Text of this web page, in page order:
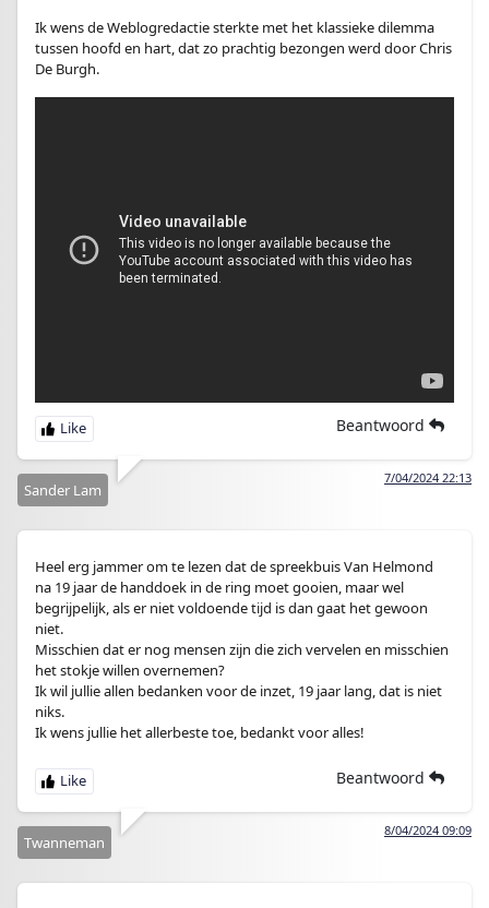
Ik wens de Weblogredactie sterkte met het klassieke dilemma
tussen hoofd en hart, dat zo prachtig bezongen werd door Chris
De Burgh.
Beantwoord
7/04/2024 22:13
Sander Lam
Heel erg jammer om te lezen dat de spreekbuis Van Helmond
na 19 jaar de handdoek in de ring moet gooien, maar wel
begrijpelijk, als er niet voldoende tijd is dan gaat het gewoon
niet.
Misschien dat er nog mensen zijn die zich vervelen en misschien
het stokje willen overnemen?
Ik wil jullie allen bedanken voor de inzet, 19 jaar lang, dat is niet
niks.
Ik wens jullie het allerbeste toe, bedankt voor alles!
Beantwoord
8/04/2024 09:09
Twanneman